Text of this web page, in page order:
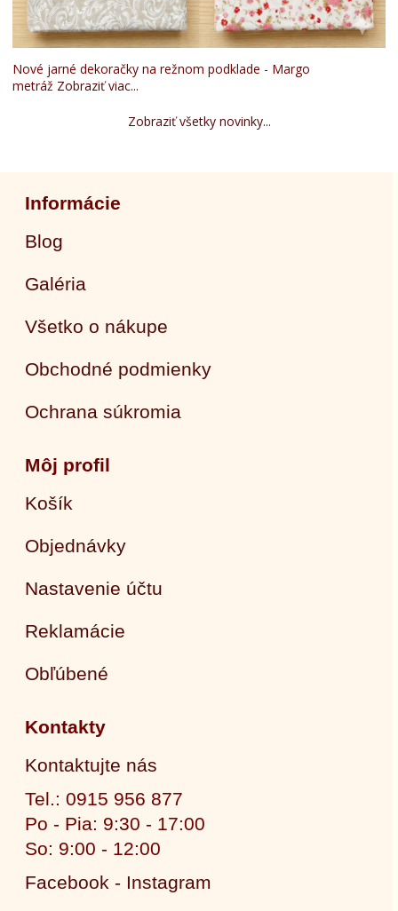
Nové jarné dekoračky na režnom podklade - Margo
metráž Zobraziť viac...
Zobraziť všetky novinky...
Informácie
Blog
Galéria
Všetko o nákupe
Obchodné podmienky
Ochrana súkromia
Môj profil
Košík
Objednávky
Nastavenie účtu
Reklamácie
Obľúbené
Kontakty
Kontaktujte nás
Tel.: 0915 956 877
Po - Pia: 9:30 - 17:00
So: 9:00 - 12:00
Facebook - Instagram